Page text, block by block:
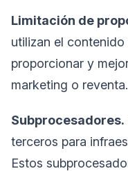
Limitación de
utilizan el
proporcionar y
marketing o reventa.
Subprocesadores.
terceros para
Estos